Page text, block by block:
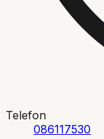
Telefon
086117530